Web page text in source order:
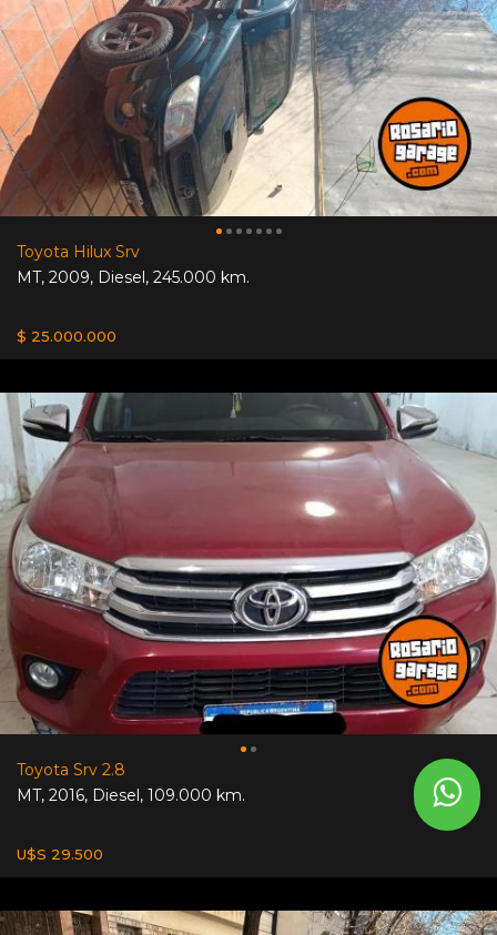
Toyota Hilux Srv
MT, 2009, Diesel, 245.000 km.
$ 25.000.000
Toyota Srv 2.8
MT, 2016, Diesel, 109.000 km.
U$S 29.500